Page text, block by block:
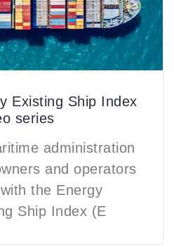
Existing Ship Index
series
administration
and operators
the Energy
Ship Index (E